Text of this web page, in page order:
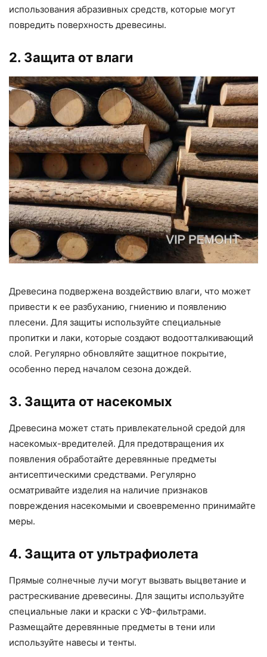
использования абразивных средств, которые могут
повредить поверхность древесины.
2. Защита от влаги
Древесина подвержена воздействию влаги, что может
привести к ее разбуханию, гниению и появлению
плесени. Для защиты используйте специальные
пропитки и лаки, которые создают водоотталкивающий
слой. Регулярно обновляйте защитное покрытие,
особенно перед началом сезона дождей.
3. Защита от насекомых
Древесина может стать привлекательной средой для
насекомых-вредителей. Для предотвращения их
появления обработайте деревянные предметы
антисептическими средствами. Регулярно
осматривайте изделия на наличие признаков
повреждения насекомыми и своевременно принимайте
меры.
4. Защита от ультрафиолета
Прямые солнечные лучи могут вызвать выцветание и
растрескивание древесины. Для защиты используйте
специальные лаки и краски с УФ-фильтрами.
Размещайте деревянные предметы в тени или
используйте навесы и тенты.